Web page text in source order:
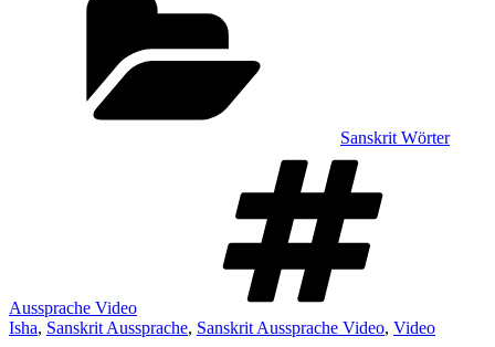
Sanskrit Wörter
Aussprache Video
Isha, Sanskrit Aussprache, Sanskrit Aussprache Video, Video